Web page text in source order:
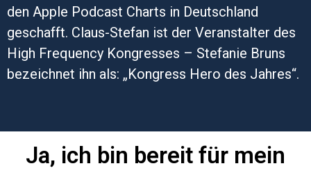
den Apple Podcast Charts in Deutschland
geschafft. Claus-Stefan ist der Veranstalter des
High Frequency Kongresses – Stefanie Bruns
bezeichnet ihn als: „Kongress Hero des Jahres“.
Ja, ich bin bereit für mein